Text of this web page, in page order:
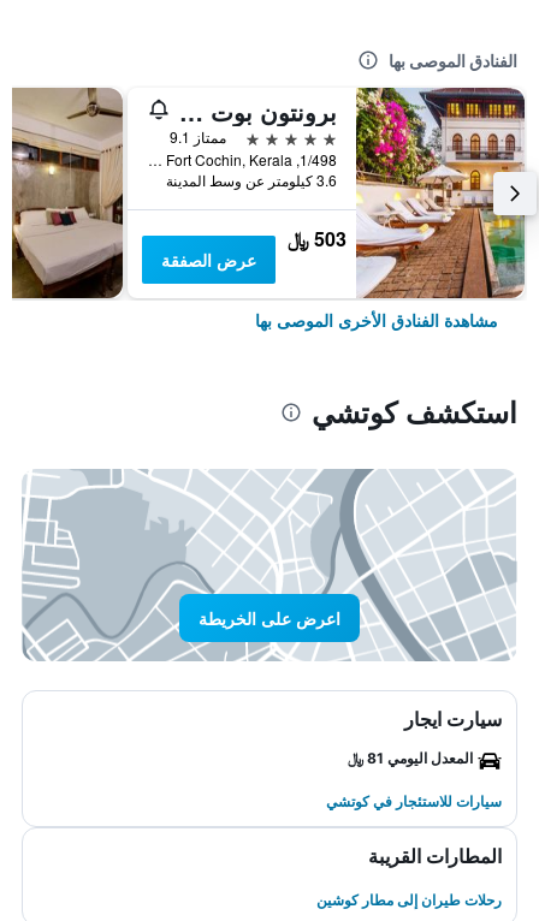
الفنادق الموصى بها
برونتون بوت يارد - سي جي آيتش إيرث
5 نجوم
ممتاز 9.1
1/498, Calvetty Road, Fort Cochin, Kerala, كوتشي, الهند
3.6 كيلومتر عن وسط المدينة
503 ﷼
عرض الصفقة
مشاهدة الفنادق الأخرى الموصى بها
استكشف كوتشي
اعرض على الخريطة
سيارت ايجار
المعدل اليومي 81 ﷼
سيارات للاستئجار في كوتشي
المطارات القريبة
رحلات طيران إلى مطار كوشين